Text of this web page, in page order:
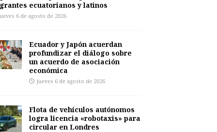
ecuatorianos y latinos
6 de agosto de 2026
Ecuador y Japón acuerdan
profundizar el diálogo sobre
un acuerdo de asociación
económica
jueves 6 de agosto de 2026
Flota de vehículos autónomos
logra licencia «robotaxis» para
circular en Londres